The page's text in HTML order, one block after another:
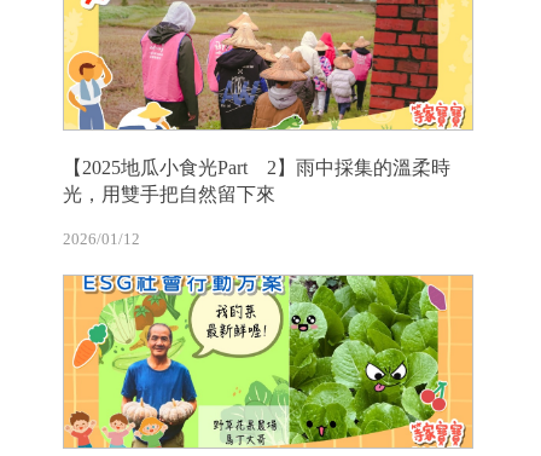
【2025地瓜小食光Part 2】雨中採集的溫柔時
光，用雙手把自然留下來
2026/01/12